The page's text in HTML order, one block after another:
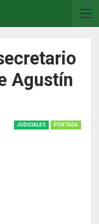
Agustín
JUDICIALES PORTADA